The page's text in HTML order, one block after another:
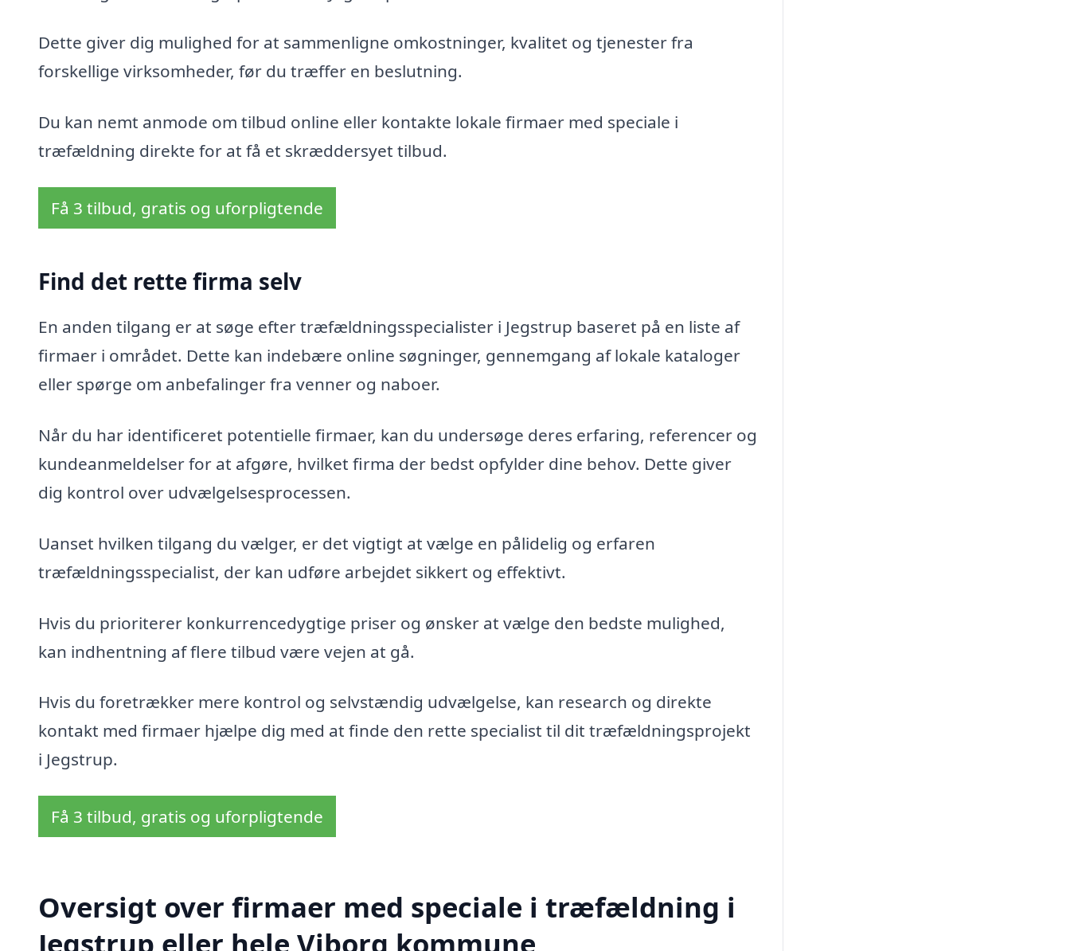
Dette giver dig mulighed for at sammenligne omkostninger, kvalitet og tjenester fra
forskellige virksomheder, før du træffer en beslutning.
Du kan nemt anmode om tilbud online eller kontakte lokale firmaer med speciale i
træfældning direkte for at få et skræddersyet tilbud.
Få 3 tilbud, gratis og uforpligtende
Find det rette firma selv
En anden tilgang er at søge efter træfældningsspecialister i Jegstrup baseret på en liste af
firmaer i området. Dette kan indebære online søgninger, gennemgang af lokale kataloger
eller spørge om anbefalinger fra venner og naboer.
Når du har identificeret potentielle firmaer, kan du undersøge deres erfaring, referencer og
kundeanmeldelser for at afgøre, hvilket firma der bedst opfylder dine behov. Dette giver
dig kontrol over udvælgelsesprocessen.
Uanset hvilken tilgang du vælger, er det vigtigt at vælge en pålidelig og erfaren
træfældningsspecialist, der kan udføre arbejdet sikkert og effektivt.
Hvis du prioriterer konkurrencedygtige priser og ønsker at vælge den bedste mulighed,
kan indhentning af flere tilbud være vejen at gå.
Hvis du foretrækker mere kontrol og selvstændig udvælgelse, kan research og direkte
kontakt med firmaer hjælpe dig med at finde den rette specialist til dit træfældningsprojekt
i Jegstrup.
Få 3 tilbud, gratis og uforpligtende
Oversigt over firmaer med speciale i træfældning i
Jegstrup eller hele Viborg kommune